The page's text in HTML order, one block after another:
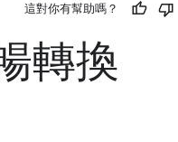
這對你有幫助嗎？
轉換